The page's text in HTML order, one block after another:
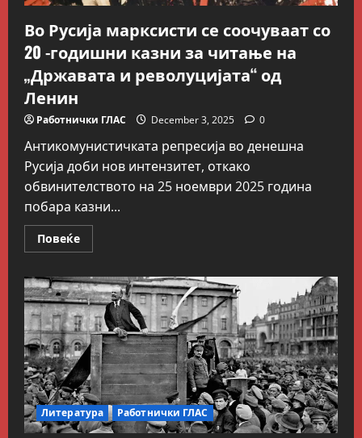
Во Русија марксисти се соочуваат со
20 -годишни казни за читање на
„Државата и револуцијата“ од
Ленин
Работнички ГЛАС December 3, 2025 0
Антикомунистичката репресија во денешна
Русија доби нов интензитет, откако
обвинителството на 25 ноември 2025 година
побара казни...
ПовеќеRead
more
Русија
марксисти
се
соочуваат
со
20
-годишни
казни
за
читање
на
„Државата
и
револуцијата“
Литература Работнички ГЛАС